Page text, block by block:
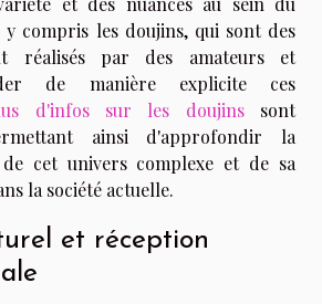
y compris les doujins, qui sont des
réalisés par des amateurs et
de manière explicite ces
d'infos sur les doujinssont
ainsi d'approfondir la
de cet univers complexe et de sa
la société actuelle.
et réception